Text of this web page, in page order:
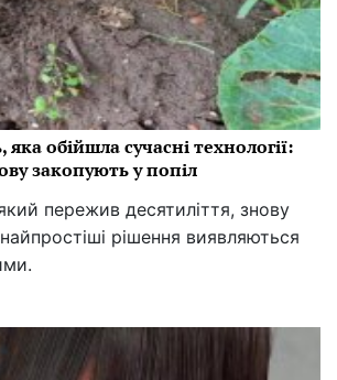
яка обійшла сучасні технології:
закопують у попіл
пережив десятиліття, знову
рішення виявляються